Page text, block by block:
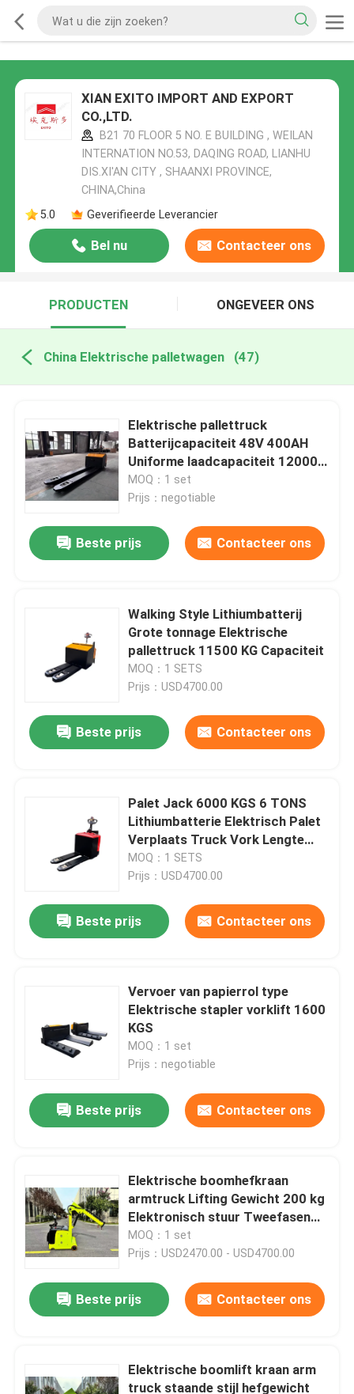
XIAN EXITO IMPORT AND EXPORT
CO.,LTD.
B21 70 FLOOR 5 NO. E BUILDING , WEILAN
INTERNATION NO.53, DAQING ROAD, LIANHU
DIS.XI'AN CITY , SHAANXI PROVINCE,
CHINA,China
5.0
Geverifieerde Leverancier
Bel nu Contacteer ons
PRODUCTEN ONGEVEER ONS
China Elektrische palletwagen (47)
Elektrische pallettruck
Batterijcapaciteit 48V 400AH
Uniforme laadcapaciteit 12000
KG
MOQ：1 set
Prijs：negotiable
Beste prijs Contacteer ons
Walking Style Lithiumbatterij
Grote tonnage Elektrische
pallettruck 11500 KG Capaciteit
MOQ：1 SETS
Prijs：USD4700.00
Beste prijs Contacteer ons
Palet Jack 6000 KGS 6 TONS
Lithiumbatterie Elektrisch Palet
Verplaats Truck Vork Lengte
1200 mm
MOQ：1 SETS
Prijs：USD4700.00
Beste prijs Contacteer ons
Vervoer van papierrol type
Elektrische stapler vorklift 1600
KGS
MOQ：1 set
Prijs：negotiable
Beste prijs Contacteer ons
Elektrische boomhefkraan
armtruck Lifting Gewicht 200 kg
Elektronisch stuur Tweefasen
boom
MOQ：1 set
Prijs：USD2470.00 - USD4700.00
Beste prijs Contacteer ons
Elektrische boomlift kraan arm
truck staande stijl hefgewicht